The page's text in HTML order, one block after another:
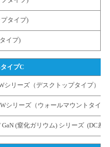
タイプ)
イプ)
イプC
シリーズ（デスクトップタイプ）
シリーズ（ウォールマウントタイプ
GaN (窒化ガリウム) シリーズ (DC差